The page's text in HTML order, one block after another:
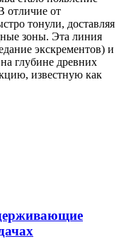
отличие от
тонули, доставляя
зоны. Эта линия
экскрементов) и
глубине древних
известную как